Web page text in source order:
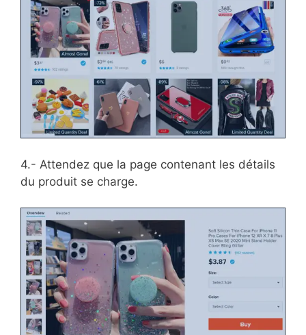
4.- Attendez que la page contenant les détails
du produit se charge.